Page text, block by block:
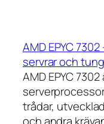
AMD EPYC
servrar och
AMD EPYC
trådar,